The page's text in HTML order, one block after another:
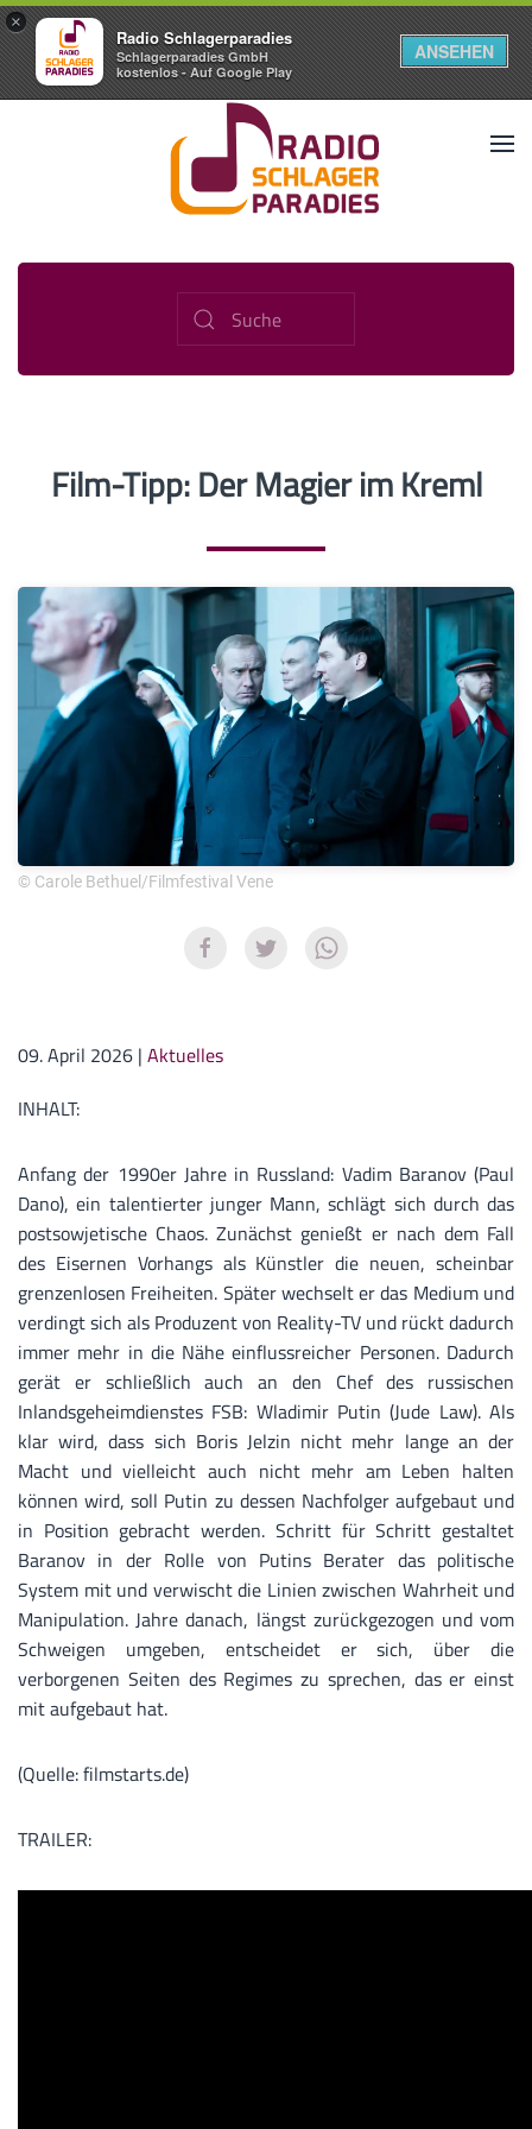
×
Radio Schlagerparadies
Schlagerparadies GmbH
kostenlos - Auf Google Play
ANSEHEN
Film-Tipp: Der Magier im Kreml
© Carole Bethuel/Filmfestival Vene
09. April 2026 | Aktuelles
INHALT:
Anfang der 1990er Jahre in Russland: Vadim Baranov (Paul
Dano), ein talentierter junger Mann, schlägt sich durch das
postsowjetische Chaos. Zunächst genießt er nach dem Fall
des Eisernen Vorhangs als Künstler die neuen, scheinbar
grenzenlosen Freiheiten. Später wechselt er das Medium und
verdingt sich als Produzent von Reality-TV und rückt dadurch
immer mehr in die Nähe einflussreicher Personen. Dadurch
gerät er schließlich auch an den Chef des russischen
Inlandsgeheimdienstes FSB: Wladimir Putin (Jude Law). Als
klar wird, dass sich Boris Jelzin nicht mehr lange an der
Macht und vielleicht auch nicht mehr am Leben halten
können wird, soll Putin zu dessen Nachfolger aufgebaut und
in Position gebracht werden. Schritt für Schritt gestaltet
Baranov in der Rolle von Putins Berater das politische
System mit und verwischt die Linien zwischen Wahrheit und
Manipulation. Jahre danach, längst zurückgezogen und vom
Schweigen umgeben, entscheidet er sich, über die
verborgenen Seiten des Regimes zu sprechen, das er einst
mit aufgebaut hat.
(Quelle: filmstarts.de)
TRAILER: